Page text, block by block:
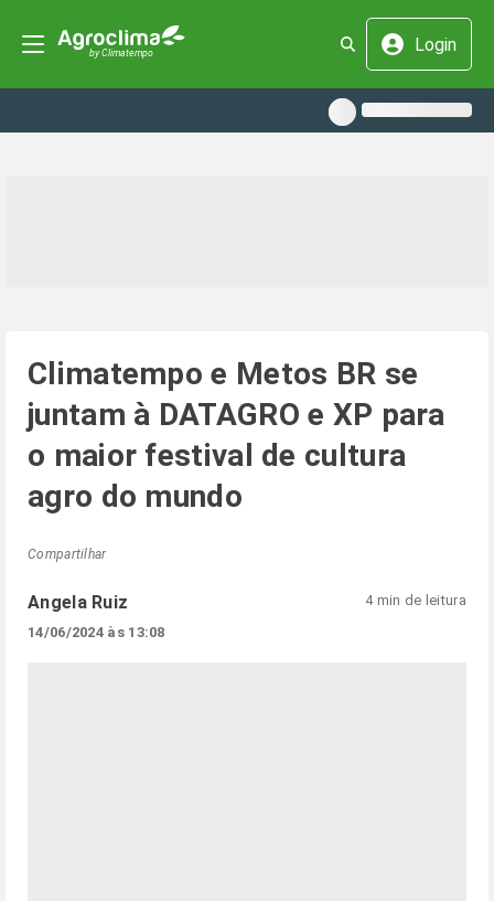
Login
Climatempo e Metos BR se
juntam à DATAGRO e XP para
o maior festival de cultura
agro do mundo
Compartilhar
Angela Ruiz
14/06/2024 às 13:08
4 min de leitura